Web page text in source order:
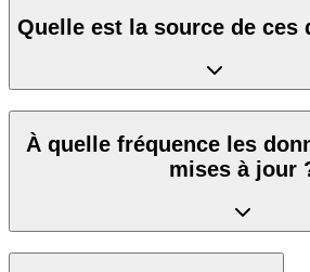
Quelle est la source de ces
À quelle fréquence les
mises à jour